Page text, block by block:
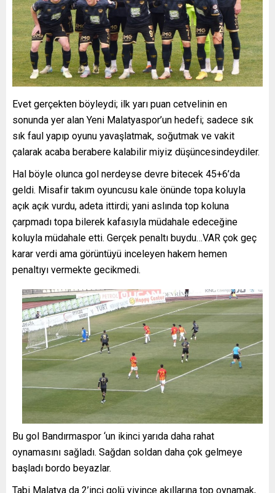
Evet gerçekten böyleydi; ilk yarı puan cetvelinin en
sonunda yer alan Yeni Malatyaspor’un hedefi; sadece sık
sık faul yapıp oyunu yavaşlatmak, soğutmak ve vakit
çalarak acaba berabere kalabilir miyiz düşüncesindeydiler.
Hal böyle olunca gol nerdeyse devre bitecek 45+6’da
geldi. Misafir takım oyuncusu kale önünde topa koluyla
açık açık vurdu, adeta ittirdi; yani aslında top koluna
çarpmadı topa bilerek kafasıyla müdahale edeceğine
koluyla müdahale etti. Gerçek penaltı buydu…VAR çok geç
karar verdi ama görüntüyü inceleyen hakem hemen
penaltıyı vermekte gecikmedi.
Bu gol Bandırmaspor ‘un ikinci yarıda daha rahat
oynamasını sağladı. Sağdan soldan daha çok gelmeye
başladı bordo beyazlar.
Tabi Malatya da 2’inci golü yiyince akıllarına top oynamak,